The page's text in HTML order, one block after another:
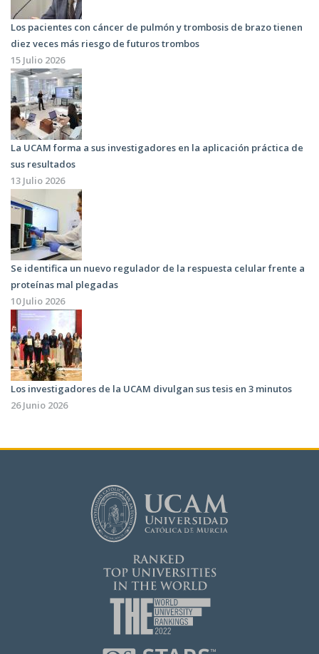
Los pacientes con cáncer de pulmón y trombosis de brazo tienen
diez veces más riesgo de futuros trombos
15 Julio 2026
La UCAM forma a sus investigadores en la aplicación práctica de
sus resultados
13 Julio 2026
Se identifica un nuevo regulador de la respuesta celular frente a
proteínas mal plegadas
10 Julio 2026
Los investigadores de la UCAM divulgan sus tesis en 3 minutos
26 Junio 2026